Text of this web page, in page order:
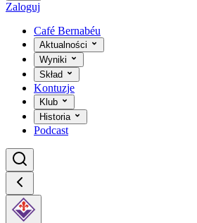
Zaloguj
Café Bernabéu
Aktualności
Wyniki
Skład
Kontuzje
Klub
Historia
Podcast